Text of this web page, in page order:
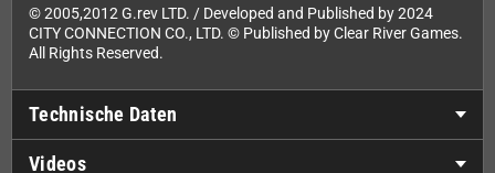
© 2005,2012 G.rev LTD. / Developed and Published by 2024
CITY CONNECTION CO., LTD. © Published by Clear River Games.
All Rights Reserved.
Technische Daten
Videos